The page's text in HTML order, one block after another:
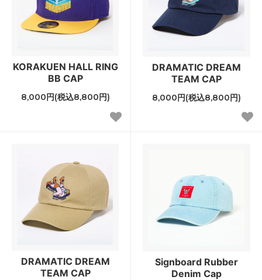
KORAKUEN HALL RING
BB CAP
8,000円(税込8,800円)
DRAMATIC DREAM
TEAM CAP
8,000円(税込8,800円)
DRAMATIC DREAM
TEAM CAP
Signboard Rubber
Denim Cap